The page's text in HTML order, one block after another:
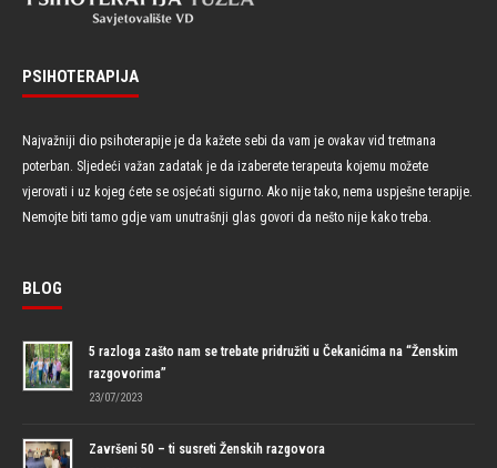
PSIHOTERAPIJA
Najvažniji dio psihoterapije je da kažete sebi da vam je ovakav vid tretmana
poterban. Sljedeći važan zadatak je da izaberete terapeuta kojemu možete
vjerovati i uz kojeg ćete se osjećati sigurno. Ako nije tako, nema uspješne terapije.
Nemojte biti tamo gdje vam unutrašnji glas govori da nešto nije kako treba.
BLOG
5 razloga zašto nam se trebate pridružiti u Čekanićima na “Ženskim
razgovorima”
23/07/2023
Završeni 50 – ti susreti Ženskih razgovora